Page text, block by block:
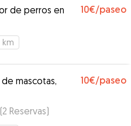
de perros en
10€/paseo
km
mascotas,
10€/paseo
(2 Reservas)